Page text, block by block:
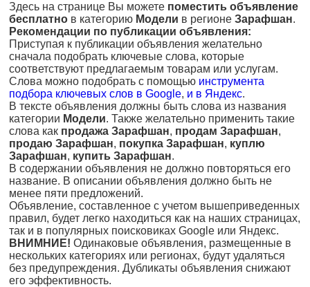
Здесь на странице Вы можете поместить объявление
бесплатно в категорию Модели в регионе Зарафшан.
Рекомендации по публикации объявления:
Приступая к публикации объявления желательно
сначала подобрать ключевые слова, которые
соответствуют предлагаемым товарам или услугам.
Слова можно подобрать с помощью инструмента
подбора ключевых слов в Google, и в Яндекс.
В тексте объявления должны быть слова из названия
категории Модели. Также желательно применить такие
слова как продажа Зарафшан, продам Зарафшан,
продаю Зарафшан, покупка Зарафшан, куплю
Зарафшан, купить Зарафшан.
В содержании объявления не должно повторяться его
название. В описании объявления должно быть не
менее пяти предложений.
Объявление, составленное с учетом вышеприведенных
правил, будет легко находиться как на наших страницах,
так и в популярных поисковиках Google или Яндекс.
ВНИМНИЕ! Одинаковые объявления, размещенные в
нескольких категориях или регионах, будут удаляться
без предупреждения. Дубликаты объявления снижают
его эффективность.